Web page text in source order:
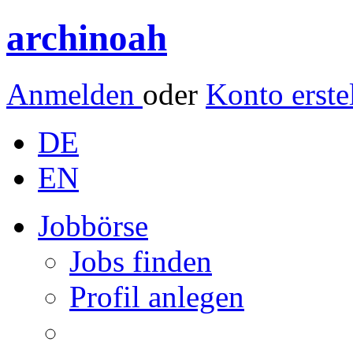
archinoah
Anmelden oder Konto
DE
EN
Jobbörse
Jobs finden
Profil anlegen